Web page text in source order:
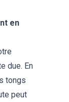
en
due. En
tongs
peut